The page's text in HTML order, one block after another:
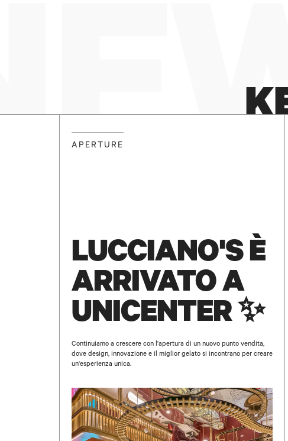
APERTURE
LUCCIANO'S È
ARRIVATO A
UNICENTER ✨
Continuiamo a crescere con l'apertura di un nuovo punto vendita,
dove design, innovazione e il miglior gelato si incontrano per creare
un'esperienza unica.